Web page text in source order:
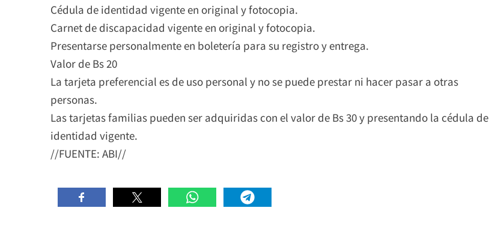
Cédula de identidad vigente en original y fotocopia.
Carnet de discapacidad vigente en original y fotocopia.
Presentarse personalmente en boletería para su registro y entrega.
Valor de Bs 20
La tarjeta preferencial es de uso personal y no se puede prestar ni hacer pasar a otras
personas.
Las tarjetas familias pueden ser adquiridas con el valor de Bs 30 y presentando la cédula de
identidad vigente.
//FUENTE: ABI//